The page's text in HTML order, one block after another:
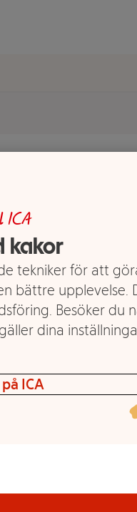
Glas
ICA
kakor
tekniker för att
bättre upplevelse.
Besöker du
dina
ICA